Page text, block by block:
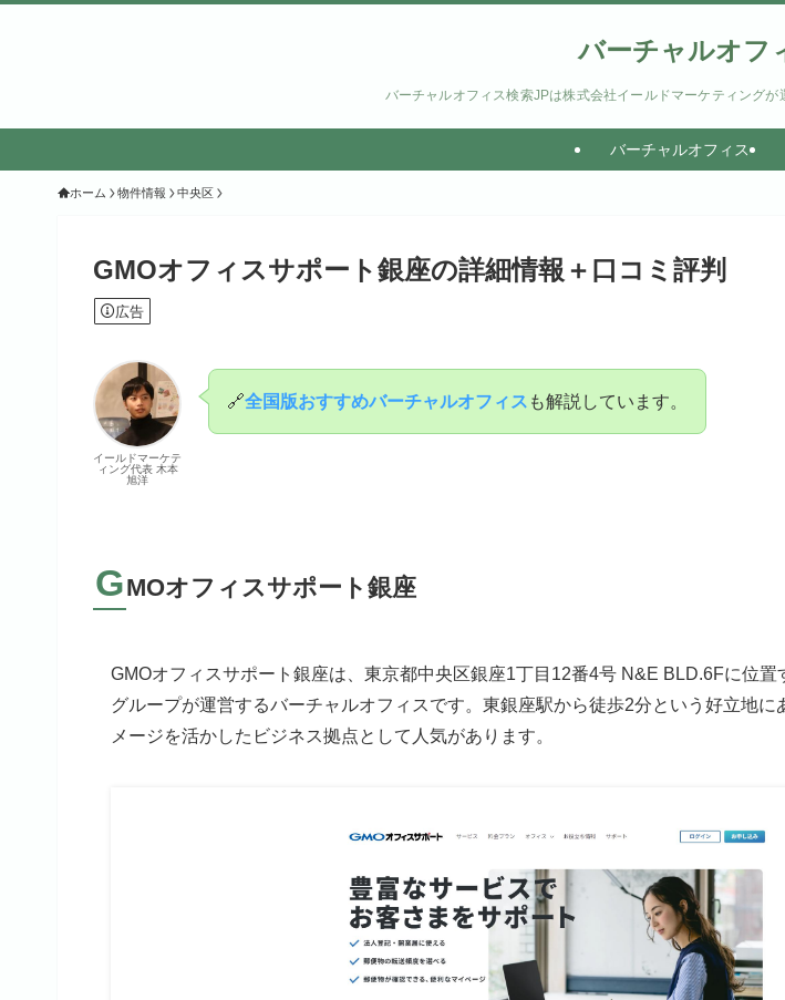
バーチャルオフ
バーチャルオフィス検索JPは株式会社イールドマーケティングが
バーチャルオフィス
ホーム 物件情報 中央区
GMOオフィスサポート銀座の詳細情報＋口コミ評判
広告
イールドマーケテ
ィング代表 木本
旭洋
🔗全国版おすすめバーチャルオフィス も解説しています。
GMOオフィスサポート銀座
GMOオフィスサポート銀座は、東京都中央区銀座1丁目12番4号 N&E BLD.6Fに位置
グループが運営するバーチャルオフィスです。東銀座駅から徒歩2分という好立地に
メージを活かしたビジネス拠点として人気があります。